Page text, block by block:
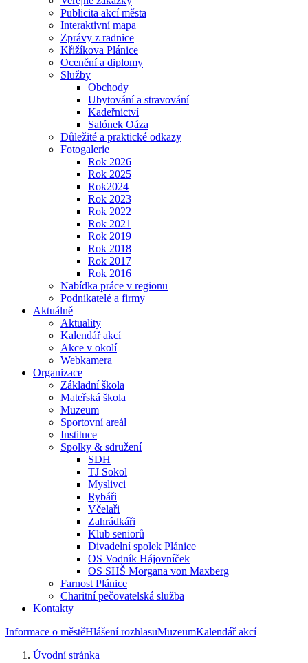
Publicita akcí města
Interaktivní mapa
Zprávy z radnice
Křižíkova Plánice
Ocenění a diplomy
Služby
Obchody
Ubytování a stravování
Kadeřnictví
Salónek Oáza
Důležité a praktické odkazy
Fotogalerie
Rok 2026
Rok 2025
Rok2024
Rok 2023
Rok 2022
Rok 2021
Rok 2019
Rok 2018
Rok 2017
Rok 2016
Nabídka práce v regionu
Podnikatelé a firmy
Aktuálně
Aktuality
Kalendář akcí
Akce v okolí
Webkamera
Organizace
Základní škola
Mateřská škola
Muzeum
Sportovní areál
Instituce
Spolky & sdružení
SDH
TJ Sokol
Myslivci
Rybáři
Včelaři
Zahrádkáři
Klub seniorů
Divadelní spolek Plánice
OS Vodník Hájovníček
OS SHŠ Morgana von Maxberg
Farnost Plánice
Charitní pečovatelská služba
Kontakty
Informace o městěHlášení rozhlasuMuzeumKalendář akcí
Úvodní stránka